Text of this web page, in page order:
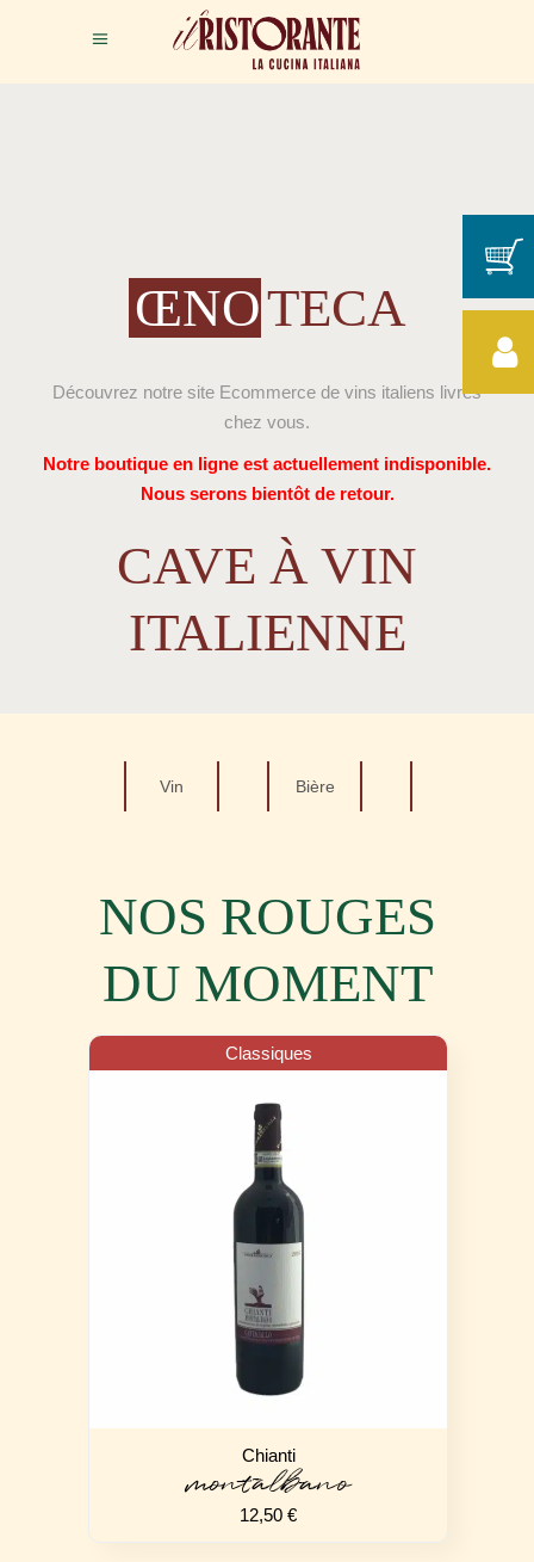
ŒNOTECA
Découvrez notre site Ecommerce de vins italiens livrés
chez vous.
Notre boutique en ligne est actuellement indisponible.
Nous serons bientôt de retour.
CAVE À VIN
ITALIENNE
Vin Bière
NOS ROUGES
DU MOMENT
Classiques
Chianti
montalbano
12,50 €